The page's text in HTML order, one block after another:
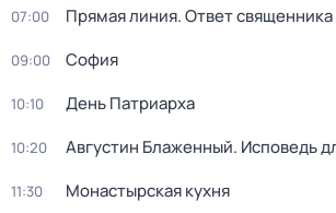
07:00 Прямая линия. Ответ священника
09:00 София
10:10 День Патриарха
10:20 Августин Блаженный. Исповедь
11:30 Монастырская кухня